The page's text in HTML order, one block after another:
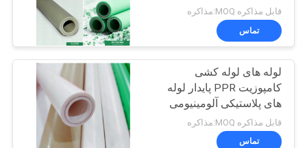
آلومینیوم کامپوزیت برای
سیستم گرمایش
قابل مذاکره MOQ:مذاکره
تماس
لوله های لوله کشی
کامپوزیت PPR پایدار لوله
های پلاستیکی آلومینیومی
دیوار داخلی صاف
قابل مذاکره MOQ:مذاکره
تماس